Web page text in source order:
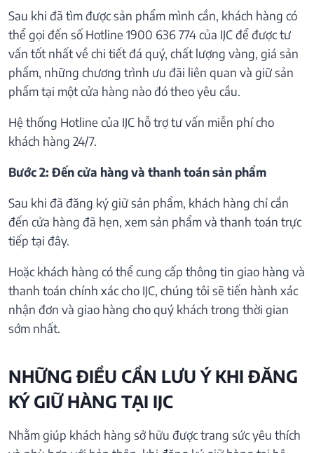
Sau khi đã tìm được sản phẩm mình cần, khách hàng có
thể gọi đến số Hotline 1900 636 774 của IJC để được tư
vấn tốt nhất về chi tiết đá quý, chất lượng vàng, giá sản
phẩm, những chương trình ưu đãi liên quan và giữ sản
phẩm tại một cửa hàng nào đó theo yêu cầu.
Hệ thống Hotline của IJC hỗ trợ tư vấn miễn phí cho
khách hàng 24/7.
Bước 2: Đến cửa hàng và thanh toán sản phẩm
Sau khi đã đăng ký giữ sản phẩm, khách hàng chỉ cần
đến cửa hàng đã hẹn, xem sản phẩm và thanh toán trực
tiếp tại đây.
Hoặc khách hàng có thể cung cấp thông tin giao hàng và
thanh toán chính xác cho IJC, chúng tôi sẽ tiến hành xác
nhận đơn và giao hàng cho quý khách trong thời gian
sớm nhất.
NHỮNG ĐIỀU CẦN LƯU Ý KHI ĐĂNG
KÝ GIỮ HÀNG TẠI IJC
Nhằm giúp khách hàng sở hữu được trang sức yêu thích